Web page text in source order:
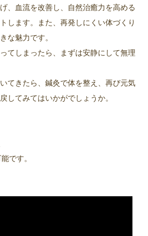
、血流を改善し、自然治癒力を高める
します。また、再発しにくい体づくり
な魅力です。
てしまったら、まずは安静にして無理
てきたら、鍼灸で体を整え、再び元気
してみてはいかがでしょうか。
です。